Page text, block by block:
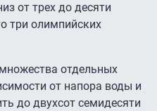
от трех до десяти
три олимпийских
отдельных
от напора воды и
до двухсот семидесяти